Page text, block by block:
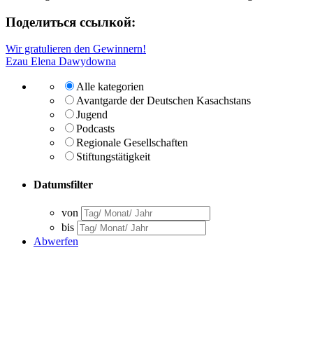
Поделиться ссылкой:
Beitragsnavigation
Wir gratulieren den Gewinnern!
Ezau Elena Dawydowna
Alle kategorien
Avantgarde der Deutschen Kasachstans
Jugend
Podcasts
Regionale Gesellschaften
Stiftungstätigkeit
Datumsfilter
von
bis
Abwerfen